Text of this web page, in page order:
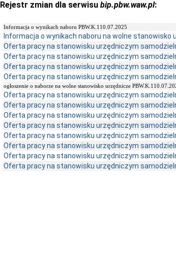
Rejestr zmian dla serwisu bip.pbw.waw.pl:
Informacja o wynikach naboru PBW.K.110.07.2025
Informacja o wynikach naboru na wolne stanowisko
Oferta pracy na stanowisku urzędniczym
Oferta pracy na stanowisku urzędniczym
Oferta pracy na stanowisku urzędniczym
Oferta pracy na stanowisku urzędniczym
ogłoszenie o naborze na wolne stanowisko urzędnicze
Oferta pracy na stanowisku urzędniczym
Oferta pracy na stanowisku urzędniczym
Oferta pracy na stanowisku urzędniczym
Oferta pracy na stanowisku urzędniczym
Oferta pracy na stanowisku urzędniczym
Oferta pracy na stanowisku urzędniczym
Oferta pracy na stanowisku urzędniczym
Oferta pracy na stanowisku urzędniczym